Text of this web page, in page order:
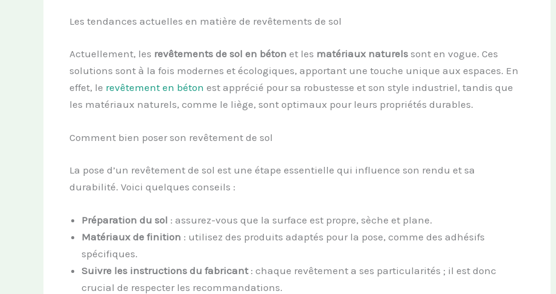
Les tendances actuelles en matière de revêtements de sol
Actuellement, les revêtements de sol en béton et les matériaux naturelssont en vogue. Ces
solutions sont à la fois modernes et écologiques, apportant une touche unique aux espaces. En
effet, le revêtement en béton est apprécié pour sa robustesse et son style industriel, tandis que
les matériaux naturels, comme le liège, sont optimaux pour leurs propriétés durables.
Comment bien poser son revêtement de sol
La pose d’un revêtement de sol est une étape essentielle qui influence son rendu et sa
durabilité. Voici quelques conseils :
Préparation du sol : assurez-vous que la surface est propre, sèche et plane.
Matériaux de finition : utilisez des produits adaptés pour la pose, comme des adhésifs
spécifiques.
Suivre les instructions du fabricant: chaque revêtement a ses particularités ; il est donc
crucial de respecter les recommandations.